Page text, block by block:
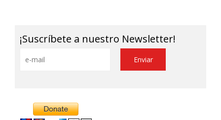
¡Suscríbete a nuestro Newsletter!